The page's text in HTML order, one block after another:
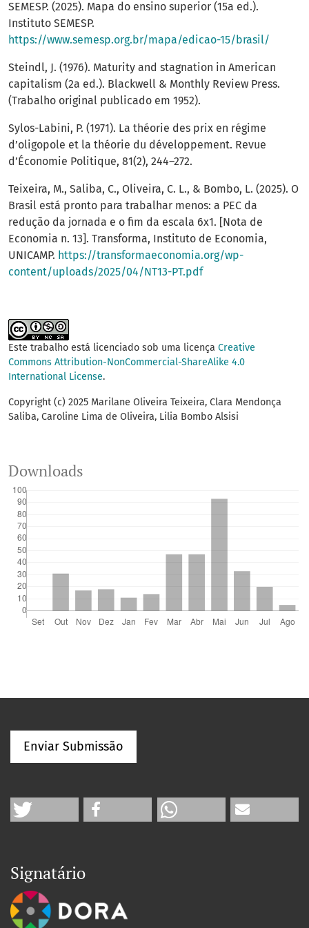
SEMESP. (2025). Mapa do ensino superior (15a ed.).
Instituto SEMESP.
https://www.semesp.org.br/mapa/edicao-15/brasil/
Steindl, J. (1976). Maturity and stagnation in American
capitalism (2a ed.). Blackwell & Monthly Review Press.
(Trabalho original publicado em 1952).
Sylos-Labini, P. (1971). La théorie des prix en régime
d’oligopole et la théorie du développement. Revue
d’Économie Politique, 81(2), 244–272.
Teixeira, M., Saliba, C., Oliveira, C. L., & Bombo, L. (2025). O
Brasil está pronto para trabalhar menos: a PEC da
redução da jornada e o fim da escala 6x1. [Nota de
Economia n. 13]. Transforma, Instituto de Economia,
UNICAMP. https://transformaeconomia.org/wp-
content/uploads/2025/04/NT13-PT.pdf
Este trabalho está licenciado sob uma licença Creative
Commons Attribution-NonCommercial-ShareAlike 4.0
International License.
Copyright (c) 2025 Marilane Oliveira Teixeira, Clara Mendonça
Saliba, Caroline Lima de Oliveira, Lilia Bombo Alsisi
Downloads
Enviar Submissão
Signatário